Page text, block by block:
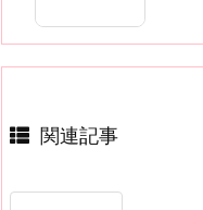
関連記事